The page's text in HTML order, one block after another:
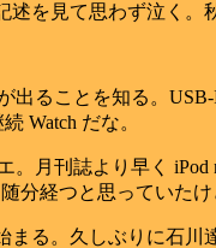
を見て思わず泣く。
出ることを知る。
Watch だな。
。月刊誌より早く
経つと思っていた
る。久しぶりに石